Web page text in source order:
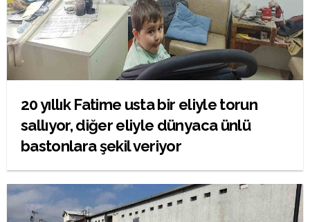
20 yıllık Fatime usta bir eliyle torun
sallıyor, diğer eliyle dünyaca ünlü
bastonlara şekil veriyor